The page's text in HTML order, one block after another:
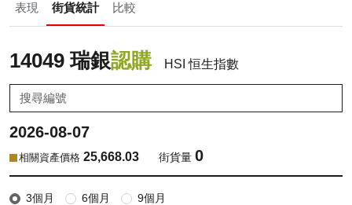
表現 街貨統計 比較
14049 瑞銀認購 HSI 恒生指數
2026-08-07
相關資產價格 25,668.03 街貨量 0
3個月 6個月 9個月
新發行瑞銀認股證
即將到期認股證
認股證到期結算價查詢
認股證分析儀
比較
牛熊證搜尋
牛熊證街貨分佈圖
正股牛熊證列表
新發行瑞銀牛熊證
比較
十大認股證成交分佈
十天股證佔大市成交
資金流
街貨統計
二十大活躍股份
恒指成份股
國指成份股
科指成份股
顯示所有持股比重
輪證專欄
講座及教育短片
認股證投資者教育
牛熊證投資者教育